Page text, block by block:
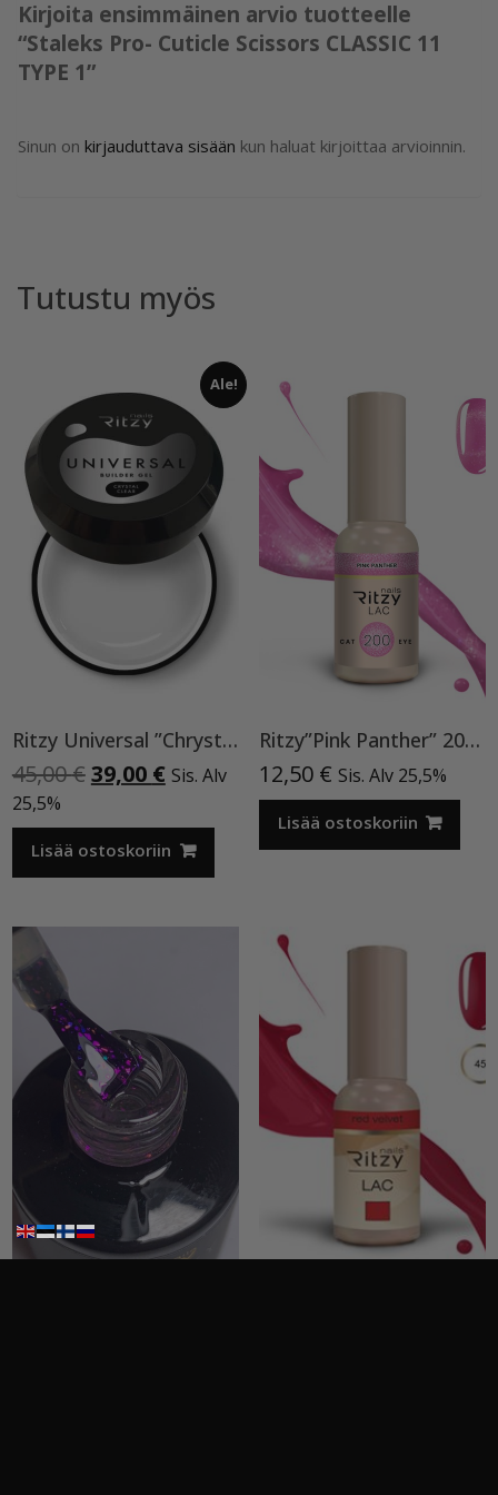
Kirjoita ensimmäinen arvio tuotteelle
“Staleks Pro- Cuticle Scissors CLASSIC 11
TYPE 1”
Sinun on kirjauduttava sisään kun haluat kirjoittaa arvioinnin.
Tutustu myös
Ale!
Ritzy Universal ”Chrystal clear” 50 ml TPO vapaa
45,00€Alkuperäinen
oli:
45,00 €.
39,00 €Nykyinen
on:
39,00 €.
Sis. Alv
25,5%
Lisää ostoskoriin
Ritzy”Pink Panther” 200, Cat Eye
12,50 € Sis. Alv 25,5%
Lisää ostoskoriin